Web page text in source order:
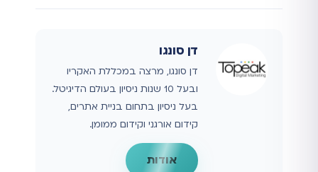
דן סונגו
דן סונגו, מרצה במכללת האקריו
ובעל 10 שנות ניסיון בעולם הדיגיטל.
בעל ניסיון בתחום בניית אתרים,
קידום אורגני וקידום ממומן.
אודות